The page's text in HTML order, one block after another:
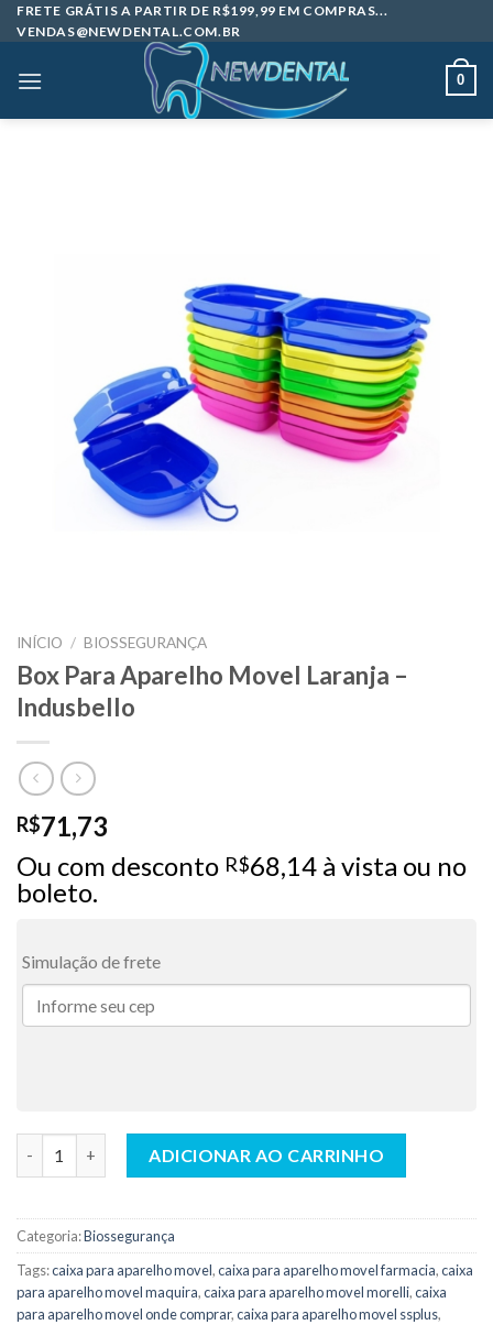
Skip
to
FRETE GRÁTIS A PARTIR DE R$199,99 EM COMPRAS...
VENDAS@NEWDENTAL.COM.BR
0
INÍCIO / BIOSSEGURANÇA
Box Para Aparelho Movel Laranja –
Indusbello
R$71,73
Ou com desconto R$68,14 à vista ou no
boleto.
Simulação de frete
ADICIONAR AO CARRINHO
Categoria:Biossegurança
Tags:caixa para aparelho movel,caixa para aparelho movel farmacia,caixa
para aparelho movel maquira,caixa para aparelho movel morelli,caixa
para aparelho movel onde comprar,caixa para aparelho movel ssplus,